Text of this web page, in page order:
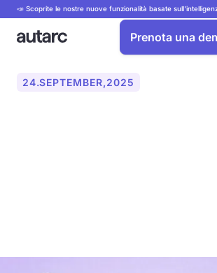
📣 Scoprite le nostre nuove funzionalità basate
Prenota una
24.SEPTEMBER,2025